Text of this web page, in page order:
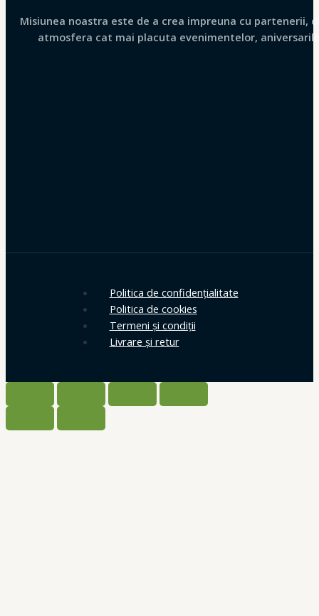
Misiunea noastra este de a crea impreuna cu partenerii,
atmosfera cat mai placuta evenimentelor,
Politica de confidențialitate
Politica de cookies
Termeni și condiții
Livrare și retur